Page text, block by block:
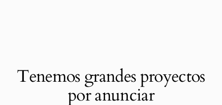
Tenemos grandes proyectos
por anunciar